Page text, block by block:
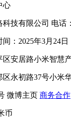
心
技有限公司 电话
：2025年3月24日
安居路小米智慧
永初路37号小米
微博主页 商务合作
币